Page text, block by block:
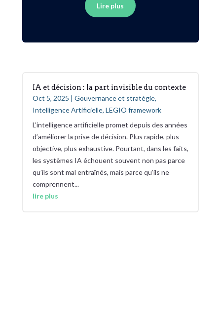
Lire plus
IA et décision : la part invisible du contexte
Oct 5, 2025 | Gouvernance et stratégie,
Intelligence Artificielle, LEGIO framework
L’intelligence artificielle promet depuis des années
d’améliorer la prise de décision. Plus rapide, plus
objective, plus exhaustive. Pourtant, dans les faits,
les systèmes IA échouent souvent non pas parce
qu’ils sont mal entraînés, mais parce qu’ils ne
comprennent...
lire plus